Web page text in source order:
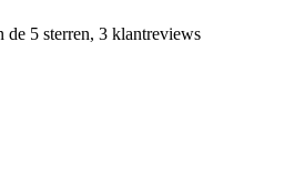
de 5 sterren, 3 klantreviews